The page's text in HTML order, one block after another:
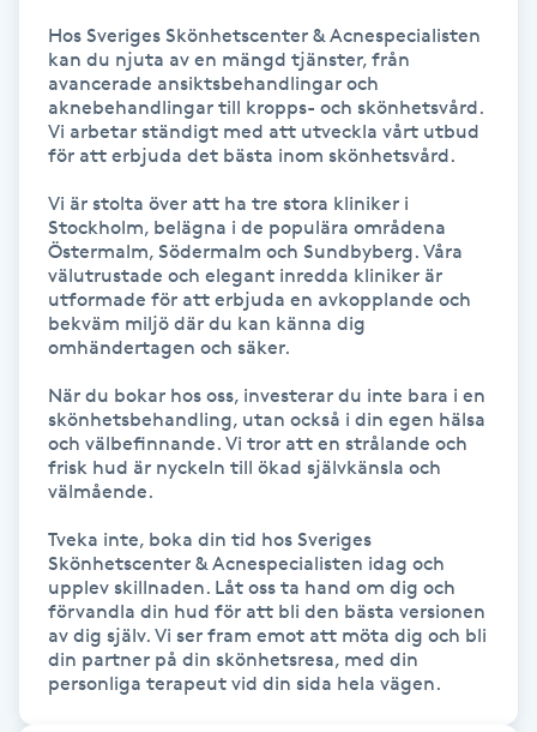
Herrklippning
HIFU
Hot Stone Massage
Hot yoga
Huduppstramning
Hyaluronsyra
Hyperhidros
Hypnos
Hos Sveriges Skönhetscenter & Acnespecialisten
kan du njuta av en mängd tjänster, från
avancerade ansiktsbehandlingar och
aknebehandlingar till kropps- och skönhetsvård.
Vi arbetar ständigt med att utveckla vårt utbud
för att erbjuda det bästa inom skönhetsvård.
Vi är stolta över att ha tre stora kliniker i
Stockholm, belägna i de populära områdena
Östermalm, Södermalm och Sundbyberg. Våra
välutrustade och elegant inredda kliniker är
utformade för att erbjuda en avkopplande och
bekväm miljö där du kan känna dig
omhändertagen och säker.
När du bokar hos oss, investerar du inte bara i en
skönhetsbehandling, utan också i din egen hälsa
och välbefinnande. Vi tror att en strålande och
frisk hud är nyckeln till ökad självkänsla och
välmående.
Tveka inte, boka din tid hos Sveriges
Skönhetscenter & Acnespecialisten idag och
upplev skillnaden. Låt oss ta hand om dig och
förvandla din hud för att bli den bästa versionen
av dig själv. Vi ser fram emot att möta dig och bli
din partner på din skönhetsresa, med din
personliga terapeut vid din sida hela vägen.